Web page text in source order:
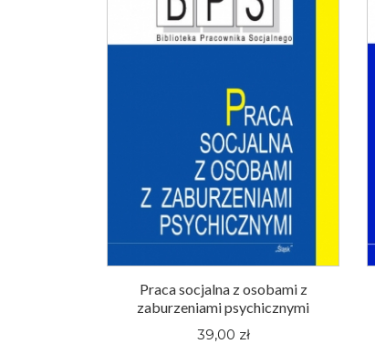
Praca socjalna z osobami z
zaburzeniami psychicznymi
39,00 zł